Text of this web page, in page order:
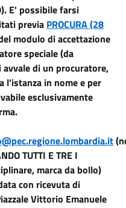
E' possibile farsi
previa PROCURA (28
modulo di accettazione
speciale (da
di un procuratore,
l'istanza in nome e per
esclusivamente
TUTTI E TRE I
marca da bollo)
con ricevuta di
Vittorio Emanuele